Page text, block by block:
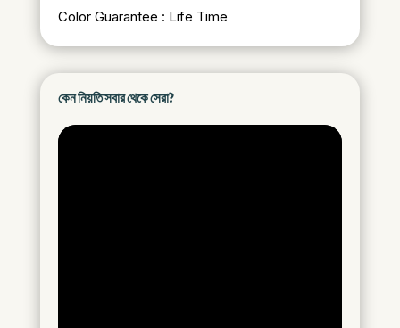
Color Guarantee : Life Time
কেন নিয়তি সবার থেকে সেরা?